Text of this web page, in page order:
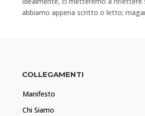
abbiamo appena scritto o letto;
COLLEGAMENTI
Manifesto
Chi Siamo